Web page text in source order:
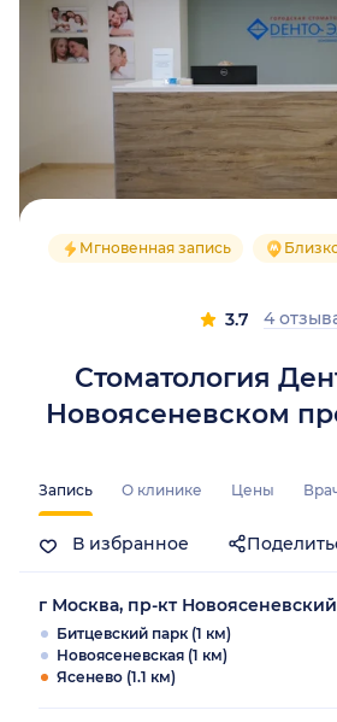
Стоматология
Новоясеневском
Мгновенная запись
3.7 4
Запись О клинике Цены
В избранное
г Москва, пр-кт
Битцевский парк (1 км)
Новоясеневская (1 км)
Ясенево (1.1 км)